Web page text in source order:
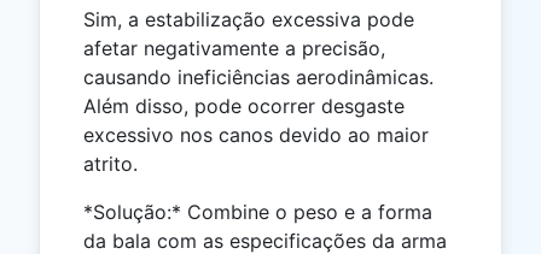
Sim, a estabilização excessiva pode
afetar negativamente a precisão,
causando ineficiências aerodinâmicas.
Além disso, pode ocorrer desgaste
excessivo nos canos devido ao maior
atrito.
*Solução:* Combine o peso e a forma
da bala com as especificações da arma